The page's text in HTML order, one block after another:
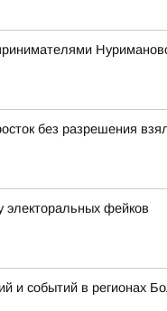
без разрешения
электоральных фейков
и событий в регионах